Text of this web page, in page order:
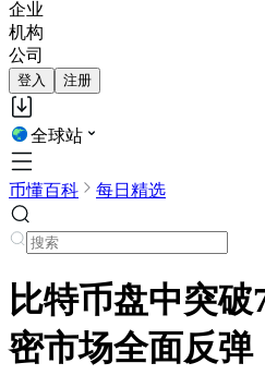
企业
机构
公司
登入 注册
全球站
币懂百科 每日精选
比特币盘中突破
密市场全面反弹